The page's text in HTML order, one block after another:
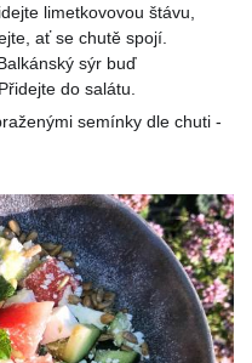
limetkovovou štávu,
ať se chutě spojí.
sýr buď
do salátu.
semínky dle chuti -